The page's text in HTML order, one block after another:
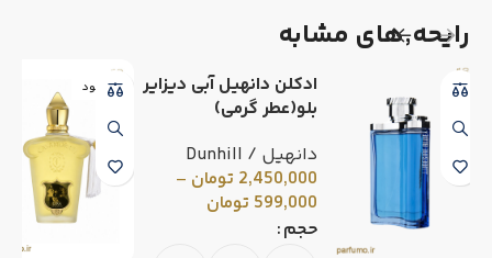
رایحه٬های مشابه
ادکلن دانهیل آبی دیزایر
بلو(عطر گرمی)
دانهیل / Dunhill
2,450,000 تومان –
599,000 تومان
حجم
ناموجود